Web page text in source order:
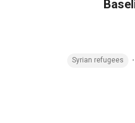
Syrian refugees